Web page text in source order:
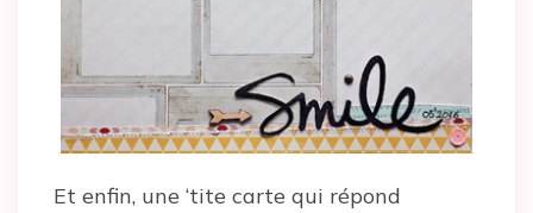
Et enfin, une ‘tite carte qui répond